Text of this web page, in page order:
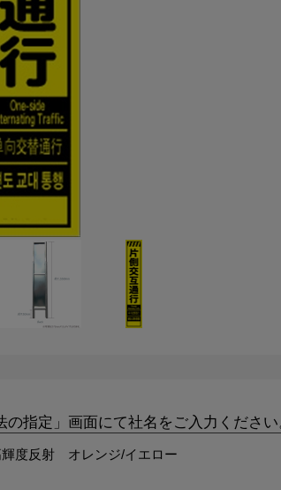
指定」画面にて社名をご入力ください
輝度反射 オレンジ/イエロー